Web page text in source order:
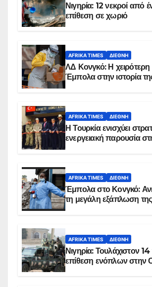
Νιγηρία: 12 νεκροί από
επίθεση σε χωριό
AFRIKA TIMES ΔΙΕΘΝΉ
ΛΔ Κονγκό: Η χειρότερη
Έμπολα στην ιστορία
AFRIKA TIMES ΔΙΕΘΝΉ
Η Τουρκία ενισχύει
ενεργειακή παρουσία
AFRIKA TIMES ΔΙΕΘΝΉ
Έμπολα στο Κονγκό:
τη μεγάλη εξάπλωση της
AFRIKA TIMES ΔΙΕΘΝΉ
Νιγηρία: Τουλάχιστον
επίθεση ενόπλων στην